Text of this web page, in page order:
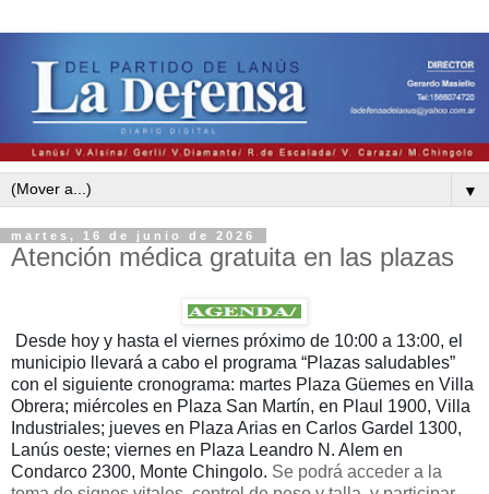
▼
martes, 16 de junio de 2026
Atención médica gratuita en las plazas
Desde hoy y hasta el viernes próximo de 10:00 a 13:00, el
municipio llevará a cabo el programa “Plazas saludables”
con el siguiente cronograma: martes Plaza Güemes en Villa
Obrera; miércoles en Plaza San Martín, en Plaul 1900, Villa
Industriales; jueves en Plaza Arias en Carlos Gardel 1300,
Lanús oeste; viernes en Plaza Leandro N. Alem en
Condarco 2300, Monte Chingolo. Se podrá acceder a la